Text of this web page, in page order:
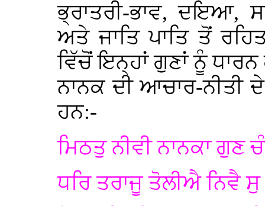
ਭ੍ਰਾਤਰੀ-ਭਾਵ, ਦਇਆ,
ਅਤੇ ਜਾਤਿ ਪਾਤਿ ਤੋਂ
ਵਿੱਚੋਂ ਇਨ੍ਹਾਂ ਗੁਣਾਂ ਨੂੰ
ਨਾਨਕ ਦੀ ਆਚਾਰ-ਨੀਤੀ
ਹਨ:-
ਮਿਠਤੁ ਨੀਵੀ ਨਾਨਕਾ
ਧਰਿ ਤਰਾਜੂ ਤੋਲੀਐ